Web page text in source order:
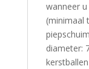
wanneer
(minimaal
diameter: